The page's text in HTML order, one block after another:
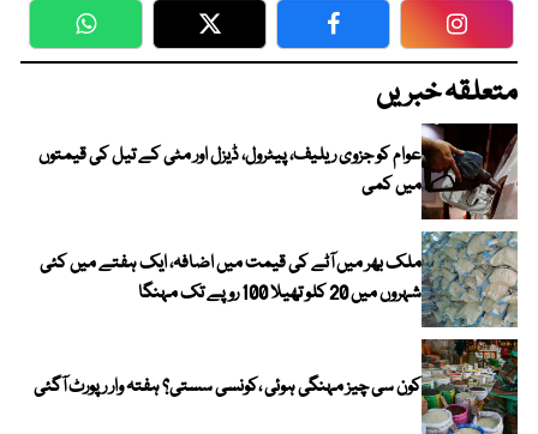
WhatsApp Twitter Facebook
متعلقہ خبریں
عوام کو جزوی ریلیف، پیٹرول، ڈیزل اور مٹی کے تیل کی قیمتوں
میں کمی
ملک بھر میں آٹے کی قیمت میں اضافہ، ایک ہفتے میں کئی
شہروں میں 20 کلو تھیلا 100 روپے تک مہنگا
کون سی چیز مہنگی ہوئی ،کونسی سستی؟ ہفتہ وار رپورٹ آگئی